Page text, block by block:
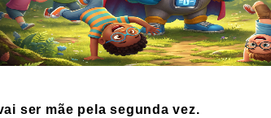
ser mãe pela segunda vez.